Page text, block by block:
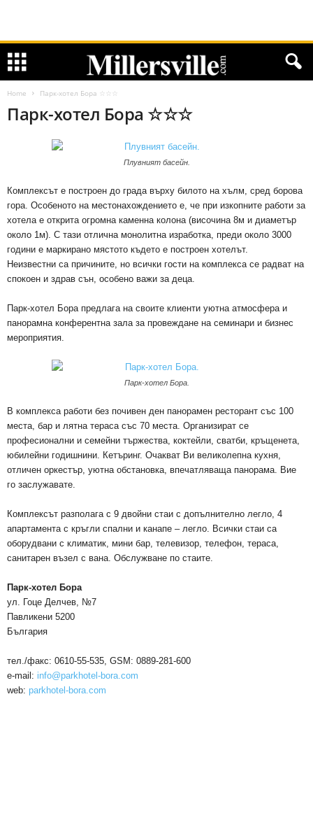
Home Парк-хотел Бора ☆☆☆
Парк-хотел Бора ☆☆☆
Плувният басейн.
Комплексът е построен до града върху билото на хълм, сред борова
гора. Особеното на местонахождението е, че при изкопните работи за
хотела е открита огромна каменна колона (височина 8м и диаметър
около 1м). С тази отлична монолитна изработка, преди около 3000
години е маркирано мястото където е построен хотелът.
Неизвестни са причините, но всички гости на комплекса се радват на
спокоен и здрав сън, особено важи за деца.
Парк-хотел Бора предлага на своите клиенти уютна атмосфера и
панорамна конферентна зала за провеждане на семинари и бизнес
мероприятия.
Парк-хотел Бора.
В комплекса работи без почивен ден панорамен ресторант със 100
места, бар и лятна тераса със 70 места. Организират се
професионални и семейни тържества, коктейли, сватби, кръщенета,
юбилейни годишнини. Кетъринг. Очакват Ви великолепна кухня,
отличен оркестър, уютна обстановка, впечатляваща панорама. Вие
го заслужавате.
Комплексът разполага с 9 двойни стаи с допълнително легло, 4
апартамента с кръгли спални и канапе – легло. Всички стаи са
оборудвани с климатик, мини бар, телевизор, телефон, тераса,
санитарен възел с вана. Обслужване по стаите.
Парк-хотел Бора
ул. Гоце Делчев, №7
Павликени 5200
България
тел./факс: 0610-55-535, GSM: 0889-281-600
e-mail: info@parkhotel-bora.com
web: parkhotel-bora.com